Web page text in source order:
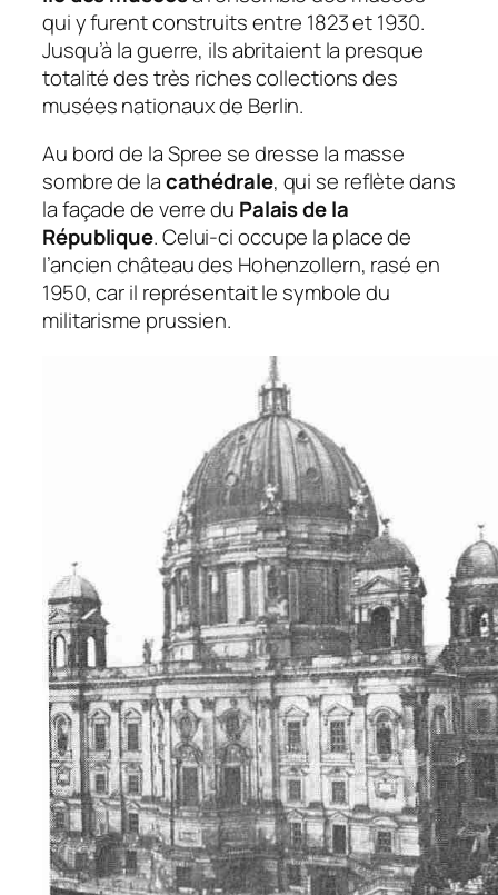
qui y furent construits entre 1823 et 1930.
Jusqu’à la guerre, ils abritaient la presque
totalité des très riches collections des
musées nationaux de Berlin.
Au bord de la Spree se dresse la masse
sombre de lacathédrale, qui se reflète dans
la façade de verre du Palais de la
République. Celui-ci occupe la place de
l’ancien château des Hohenzollern, rasé en
1950, car il représentait le symbole du
militarisme prussien.